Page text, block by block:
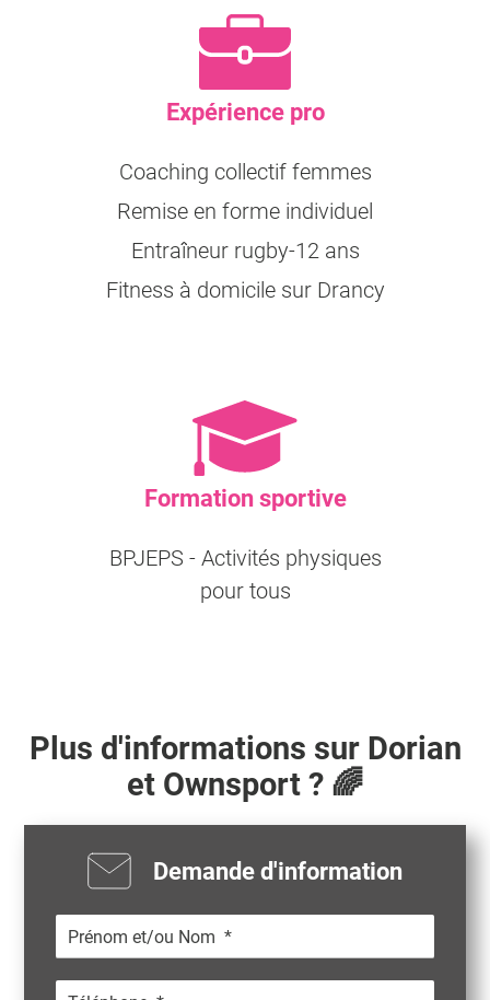
Expérience pro
Coaching collectif femmes
Remise en forme individuel
Entraîneur rugby-12 ans
Fitness à domicile sur Drancy
Formation sportive
BPJEPS - Activités physiques
pour tous
Plus d'informations sur Dorian
et Ownsport ? 🌈
Demande d'information